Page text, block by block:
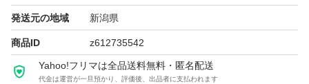
内容量：3kg（袋重量含む）
保存方法：高温・多湿を避けて保存してください
産地：新潟県新潟市（旧黒埼町）
精米：受注してから精米してお届けさせて頂きます
発送元の地域 新潟県
商品ID z612735542
Yahoo!フリマは全品送料無料・匿名配送
代金は運営が一旦預かり、評価後、出品者に支払われます